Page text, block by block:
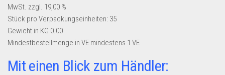
MwSt. zzgl. 19,00 %
Stück pro Verpackungseinheiten: 35
Gewicht in KG 0.00
Mindestbestellmenge in VE mindestens 1 VE
Mit einen Blick zum Händler: